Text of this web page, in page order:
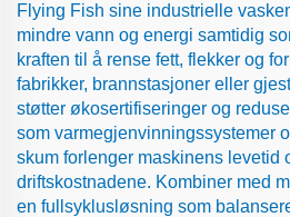
Flying Fish sine industrielle
mindre vann og energi samtidig
kraften til å rense fett, flekker og
fabrikker, brannstasjoner eller
støtter økosertifiseringer og
som varmegjenvinningssystemer
skum forlenger maskinens levetid
driftskostnadene. Kombiner med
en fullsyklusløsning som